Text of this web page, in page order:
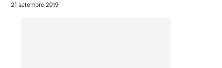
21 setembre 2019